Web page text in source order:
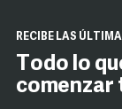
RECIBE LAS
Todo lo
comenzar